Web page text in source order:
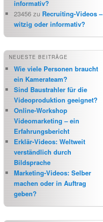
informativ?
23456 zu Recruiting-Videos –
witzig oder informativ?
NEUESTE BEITRÄGE
Wie viele Personen braucht
ein Kamerateam?
Sind Baustrahler für die
Videoproduktion geeignet?
Online-Workshop
Videomarketing – ein
Erfahrungsbericht
Erklär-Videos: Weltweit
verständlich durch
Bildsprache
Marketing-Videos: Selber
machen oder in Auftrag
geben?